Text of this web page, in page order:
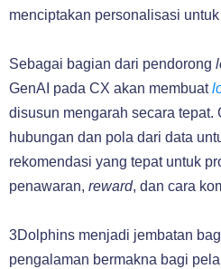
menciptakan personalisasi
Sebagai bagian dari pendorong
GenAI pada CX akan membuat
disusun mengarah secara tepat.
hubungan dan pola dari data
rekomendasi yang tepat untuk
penawaran, reward, dan cara
3Dolphins menjadi jembatan
pengalaman bermakna bagi